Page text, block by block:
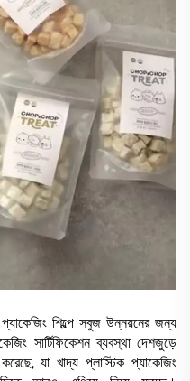
প্যাকেজিং শিল্পে সবুজ উন্নয়নের জন্য
সার্টিফিকেশন ব্যবস্থা দেশজুড়ে
যা খাদ্য প্লাস্টিক প্যাকেজিং